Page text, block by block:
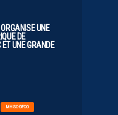
UNE
DE
UNE GRANDE
MHSC-DFCO
DE